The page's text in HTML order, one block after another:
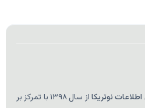
نوتریکا
از سال ۱۳۹۸ با تمرکز بر